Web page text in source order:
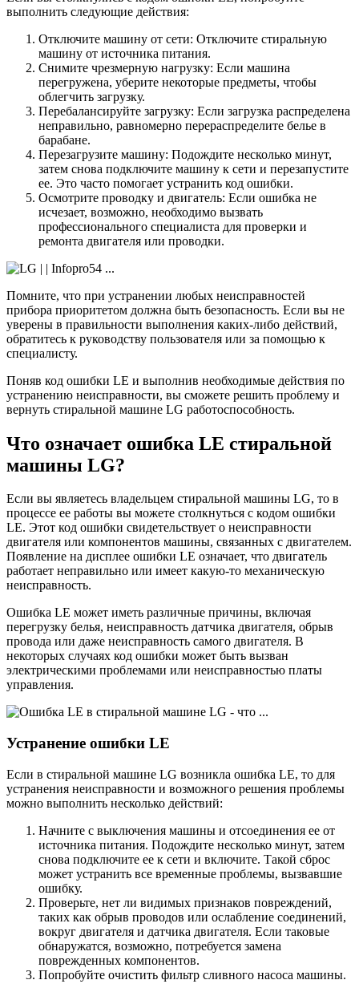
выполнить следующие действия:
Отключите машину от сети: Отключите стиральную
машину от источника питания.
Снимите чрезмерную нагрузку: Если машина
перегружена, уберите некоторые предметы, чтобы
облегчить загрузку.
Перебалансируйте загрузку: Если загрузка распределена
неправильно, равномерно перераспределите белье в
барабане.
Перезагрузите машину: Подождите несколько минут,
затем снова подключите машину к сети и перезапустите
ее. Это часто помогает устранить код ошибки.
Осмотрите проводку и двигатель: Если ошибка не
исчезает, возможно, необходимо вызвать
профессионального специалиста для проверки и
ремонта двигателя или проводки.
Помните, что при устранении любых неисправностей
прибора приоритетом должна быть безопасность. Если вы не
уверены в правильности выполнения каких-либо действий,
обратитесь к руководству пользователя или за помощью к
специалисту.
Поняв код ошибки LE и выполнив необходимые действия по
устранению неисправности, вы сможете решить проблему и
вернуть стиральной машине LG работоспособность.
Что означает ошибка LE стиральной
машины LG?
Если вы являетесь владельцем стиральной машины LG, то в
процессе ее работы вы можете столкнуться с кодом ошибки
LE. Этот код ошибки свидетельствует о неисправности
двигателя или компонентов машины, связанных с двигателем.
Появление на дисплее ошибки LE означает, что двигатель
работает неправильно или имеет какую-то механическую
неисправность.
Ошибка LE может иметь различные причины, включая
перегрузку белья, неисправность датчика двигателя, обрыв
провода или даже неисправность самого двигателя. В
некоторых случаях код ошибки может быть вызван
электрическими проблемами или неисправностью платы
управления.
Устранение ошибки LE
Если в стиральной машине LG возникла ошибка LE, то для
устранения неисправности и возможного решения проблемы
можно выполнить несколько действий:
Начните с выключения машины и отсоединения ее от
источника питания. Подождите несколько минут, затем
снова подключите ее к сети и включите. Такой сброс
может устранить все временные проблемы, вызвавшие
ошибку.
Проверьте, нет ли видимых признаков повреждений,
таких как обрыв проводов или ослабление соединений,
вокруг двигателя и датчика двигателя. Если таковые
обнаружатся, возможно, потребуется замена
поврежденных компонентов.
Попробуйте очистить фильтр сливного насоса машины.